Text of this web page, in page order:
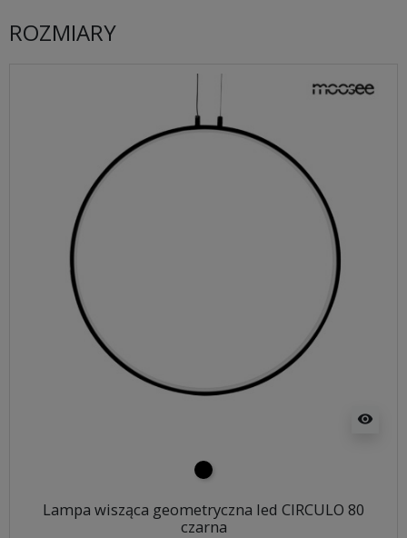
ROZMIARY
visibility
czarny
Lampa wisząca geometryczna led CIRCULO 80
czarna